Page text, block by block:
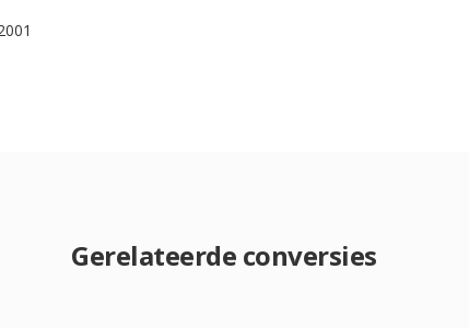
Gerelateerde conversies